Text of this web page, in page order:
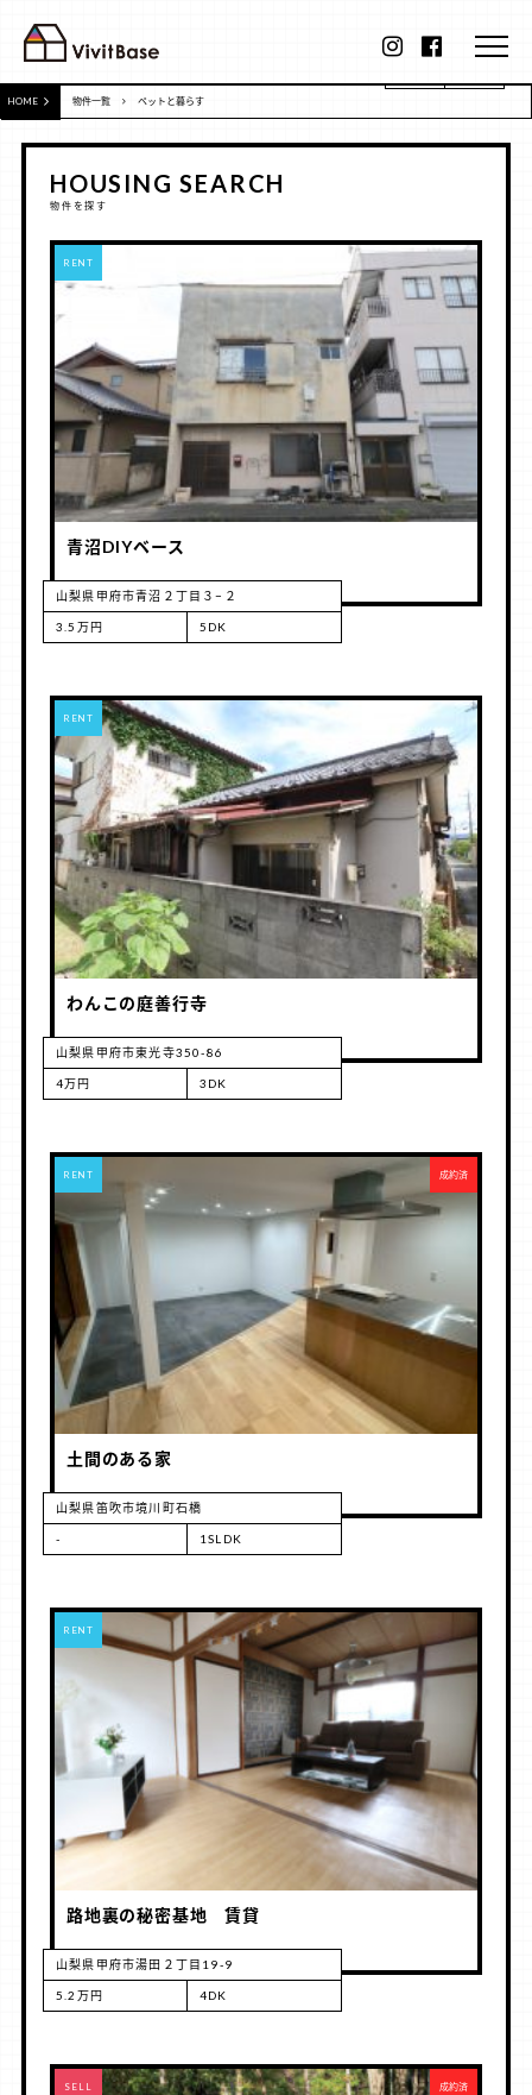
HOME 物件一覧 ペットと暮らす
HOUSING SEARCH
物件を探す
RENT
青沼DIYベース
山梨県甲府市青沼２丁目３−２
3.5万円 5DK
RENT
わんこの庭善行寺
山梨県甲府市東光寺350-86
4万円 3DK
RENT 成約済
土間のある家
山梨県笛吹市境川町石橋
- 1SLDK
RENT
路地裏の秘密基地 賃貸
山梨県甲府市湯田２丁目19-9
5.2万円 4DK
RENT
SELL 成約済